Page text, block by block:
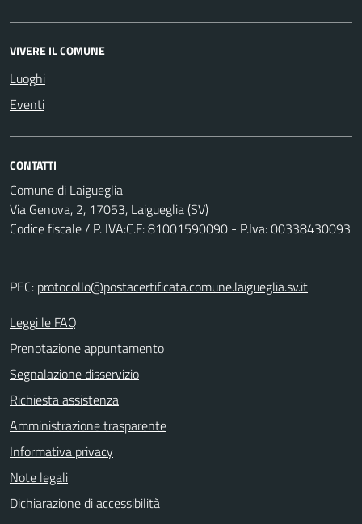
VIVERE IL COMUNE
Luoghi
Eventi
CONTATTI
Comune di Laigueglia
Via Genova, 2, 17053, Laigueglia (SV)
Codice fiscale / P. IVA:C.F: 81001590090 - P.Iva: 00338430093
PEC: protocollo@postacertificata.comune.laigueglia.sv.it
Leggi le FAQ
Prenotazione appuntamento
Segnalazione disservizio
Richiesta assistenza
Amministrazione trasparente
Informativa privacy
Note legali
Dichiarazione di accessibilità